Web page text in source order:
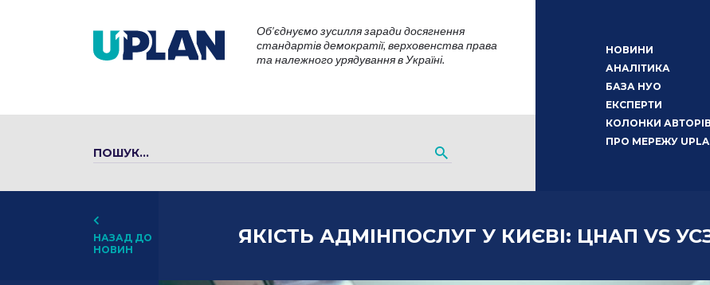
Об’єднуємо зусилля заради досягнення
стандартів демократії, верховенства права
та належного урядування в Україні.
НОВИНИ
АНАЛІТИКА
БАЗА НУО
ЕКСПЕРТИ
КОЛОНКИ АВТОРІВ
ПРО МЕРЕЖУ
НАЗАД ДО
НОВИН
ЯКІСТЬ АДМІНПОСЛУГ У КИЄВІ: ЦНАП VS